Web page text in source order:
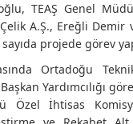
TEAŞ Genel
A.Ş., Ereğli Demir
projede görev
Ortadoğu
Yardımcılığı
Özel İhtisas